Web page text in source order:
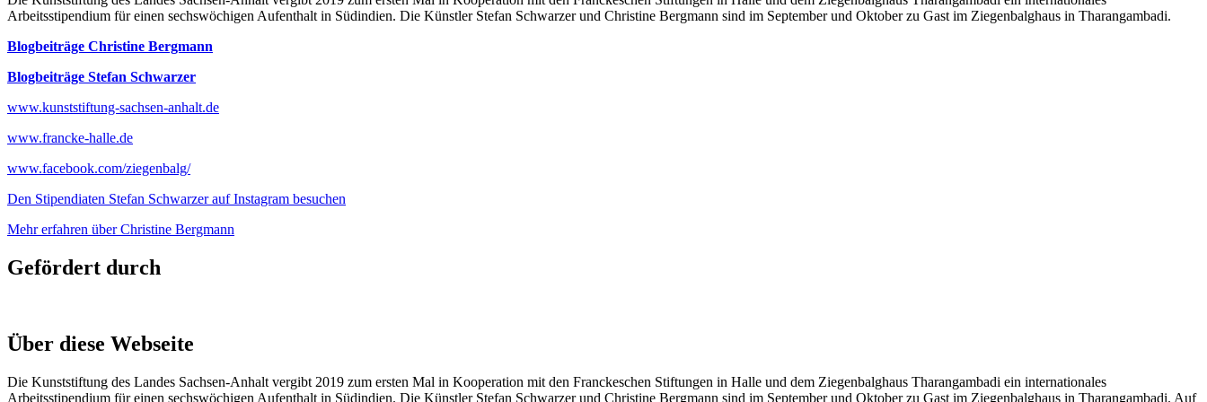
Arbeitsstipendium für einen sechswöchigen Aufenthalt in Südindien. Die Künstler Stefan Schwarzer und Christine Bergmann sind im September und Oktober zu Gast im Ziegenbalghaus in Tharangambadi.
Blogbeiträge Christine Bergmann
Blogbeiträge Stefan Schwarzer
www.kunststiftung-sachsen-anhalt.de
www.francke-halle.de
www.facebook.com/ziegenbalg/
Den Stipendiaten Stefan Schwarzer auf Instagram besuchen
Mehr erfahren über Christine Bergmann
Gefördert durch
Über diese Webseite
Die Kunststiftung des Landes Sachsen-Anhalt vergibt 2019 zum ersten Mal in Kooperation mit den Franckeschen Stiftungen in Halle und dem Ziegenbalghaus Tharangambadi ein internationales
Arbeitsstipendium für einen sechswöchigen Aufenthalt in Südindien. Die Künstler Stefan Schwarzer und Christine Bergmann sind im September und Oktober zu Gast im Ziegenbalghaus in Tharangambadi. Auf